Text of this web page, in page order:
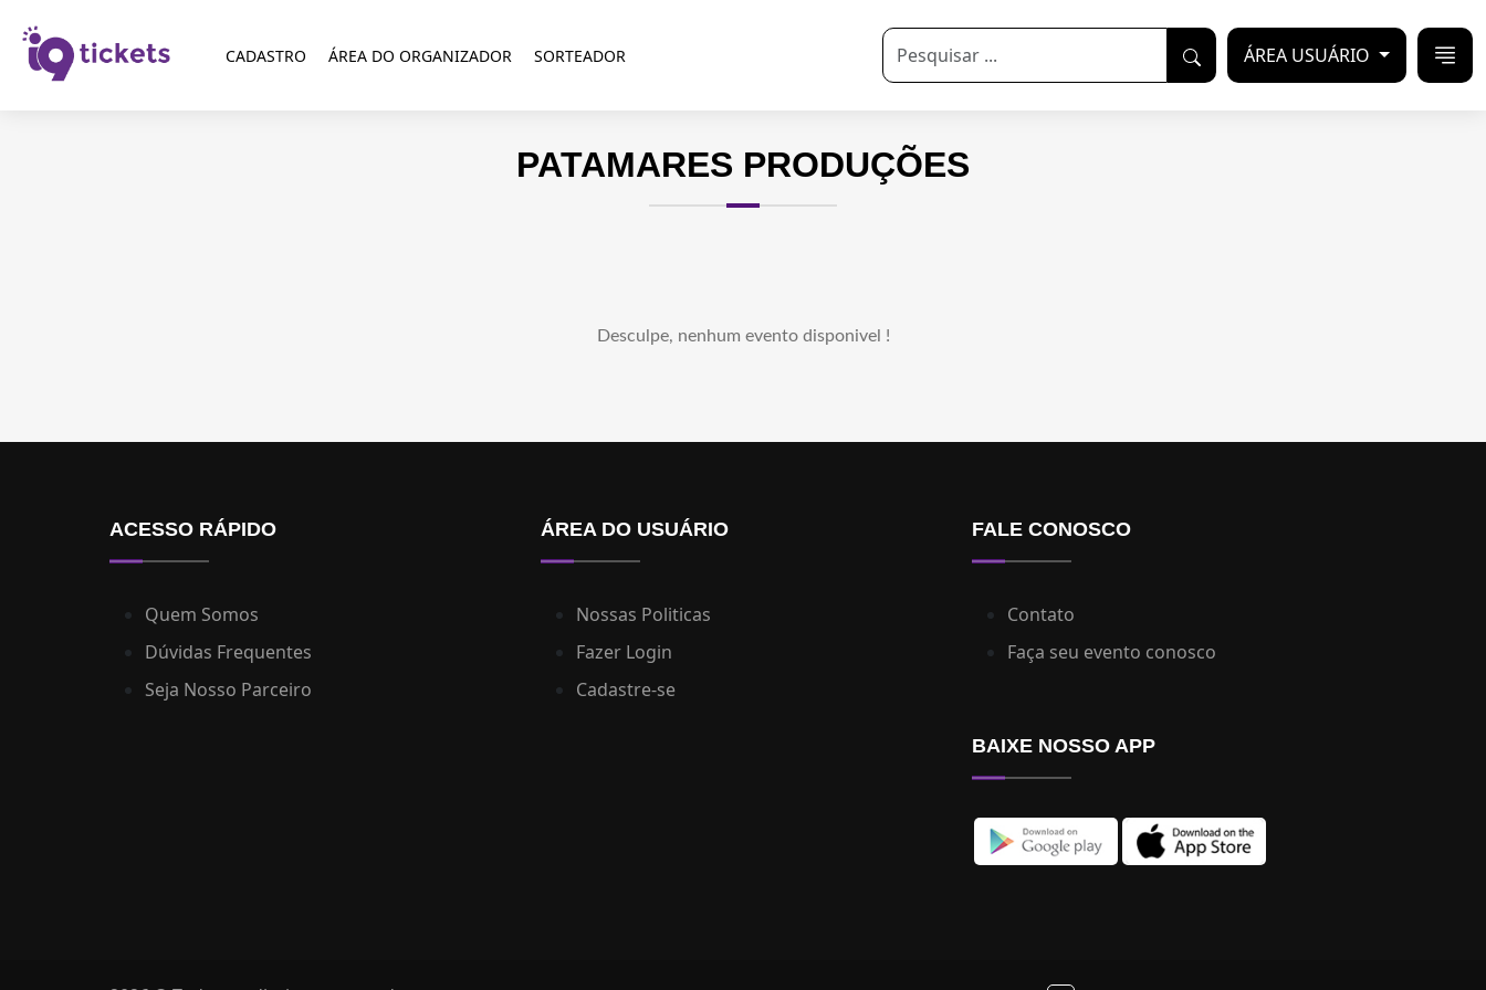
CADASTRO ÁREA DO ORGANIZADOR SORTEADOR ÁREA USUÁRIO
PATAMARES PRODUÇÕES
Desculpe, nenhum evento disponivel !
ACESSO RÁPIDO
Quem Somos
Dúvidas Frequentes
Seja Nosso Parceiro
ÁREA DO USUÁRIO
Nossas Politicas
Fazer Login
Cadastre-se
FALE CONOSCO
Contato
Faça seu evento conosco
BAIXE NOSSO APP